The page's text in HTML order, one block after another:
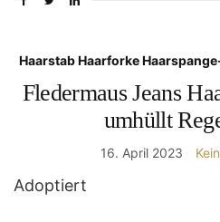
Haarstab Haarforke
Fledermaus Jeans
umhüllt
16. April 2023
Adoptiert